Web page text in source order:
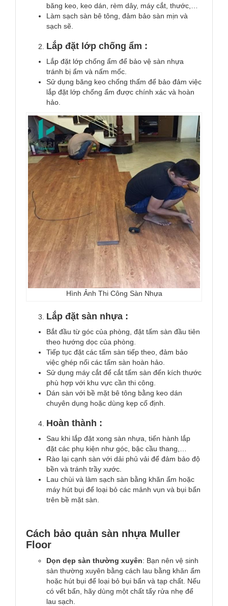
băng keo, keo dán, rèm dây, máy cắt, thước,…
Làm sạch sàn bê tông, đảm bảo sàn mịn và
sạch sẽ.
Lắp đặt lớp chống ẩm :
Lắp đặt lớp chống ẩm để bảo vệ sàn nhựa
tránh bị ẩm và nấm mốc.
Sử dụng băng keo chống thấm để bảo đảm việc
lắp đặt lớp chống ẩm được chính xác và hoàn
hảo.
Hình Ảnh Thi Công Sàn Nhựa
Lắp đặt sàn nhựa :
Bắt đầu từ góc của phòng, đặt tấm sàn đầu tiên
theo hướng dọc của phòng.
Tiếp tục đặt các tấm sàn tiếp theo, đảm bảo
việc ghép nối các tấm sàn hoàn hảo.
Sử dụng máy cắt để cắt tấm sàn đến kích thước
phù hợp với khu vực cần thi công.
Dán sàn với bề mặt bê tông bằng keo dán
chuyên dụng hoặc dùng kẹp cố định.
Hoàn thành :
Sau khi lắp đặt xong sàn nhựa, tiến hành lắp
đặt các phụ kiện như góc, bậc cầu thang,…
Rào lại cạnh sàn với dải phủ vải để đảm bảo độ
bền và tránh trầy xước.
Lau chùi và làm sạch sàn bằng khăn ẩm hoặc
máy hút bụi để loại bỏ các mảnh vụn và bụi bẩn
trên bề mặt sàn.
Cách bảo quản sàn nhựa Muller
Floor
Dọn dẹp sàn thường xuyên: Bạn nên vệ sinh
sàn thường xuyên bằng cách lau bằng khăn ẩm
hoặc hút bụi để loại bỏ bụi bẩn và tạp chất. Nếu
có vết bẩn, hãy dùng một chất tẩy rửa nhẹ để
lau sạch.